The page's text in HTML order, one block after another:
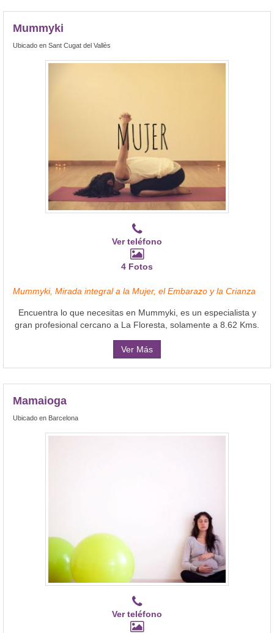
Mummyki
Ubicado en Sant Cugat del Vallès
Ver teléfono
4 Fotos
Mummyki, Mirada integral a la Mujer, el Embarazo y la Crianza
Encuentra lo que necesitas en Mummyki, es un especialista y
gran profesional cercano a La Floresta, solamente a 8.62 Kms.
Ver Más
Mamaioga
Ubicado en Barcelona
Ver teléfono